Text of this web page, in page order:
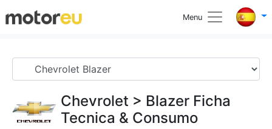
Menu
Chevrolet > Blazer Ficha
Tecnica & Consumo